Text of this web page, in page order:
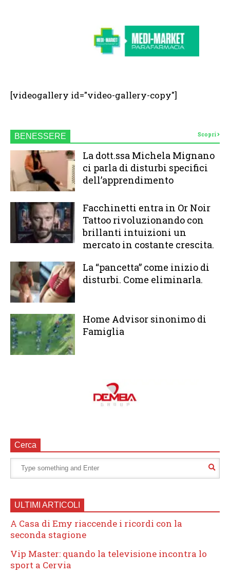
[videogallery id="video-gallery-copy"]
BENESSERE Scopri
La dott.ssa Michela Mignano
ci parla di disturbi specifici
dell’apprendimento
Facchinetti entra in Or Noir
Tattoo rivoluzionando con
brillanti intuizioni un
mercato in costante crescita.
La “pancetta” come inizio di
disturbi. Come eliminarla.
Home Advisor sinonimo di
Famiglia
Cerca
ULTIMI ARTICOLI
A Casa di Emy riaccende i ricordi con la
seconda stagione
Vip Master: quando la televisione incontra lo
sport a Cervia